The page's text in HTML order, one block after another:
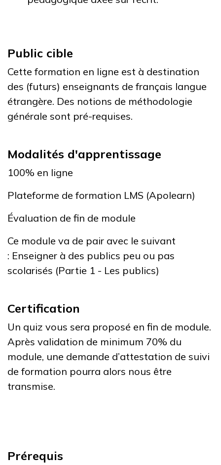
Public cible
Cette formation en ligne est à destination
des (futurs) enseignants de français langue
étrangère. Des notions de méthodologie
générale sont pré-requises.
Modalités d'apprentissage
100% en ligne
Plateforme de formation LMS (Apolearn)
Évaluation de fin de module
Ce module va de pair avec le suivant
: Enseigner à des publics peu ou pas
scolarisés (Partie 1 - Les publics)
Certification
Un quiz vous sera proposé en fin de module.
Après validation de minimum 70% du
module, une demande d’attestation de suivi
de formation pourra alors nous être
transmise.
Prérequis